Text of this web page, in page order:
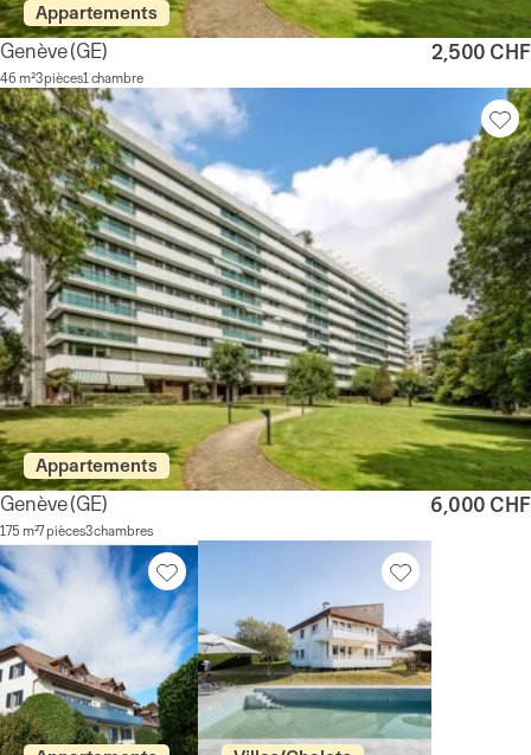
Appartements
Genève(GE)
46 m²3 pièces1 chambre
2,500 CHF
Appartements
Genève(GE)
175 m²7 pièces3 chambres
6,000 CHF